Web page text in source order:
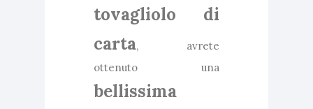
tovagliolo di
carta, avrete
ottenuto una
bellissima